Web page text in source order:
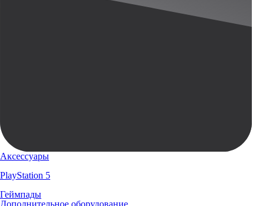
Аксессуары
PlayStation 5
Геймпады
Дополнительное оборудование